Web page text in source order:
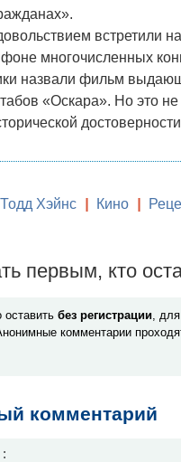
встретили
многочисленных
назвали фильм
«Оскара». Но это
Тодд Хэйнс Кино
первым, кто
без регистрации, для
комментарии
комментарий